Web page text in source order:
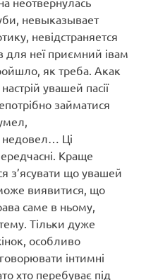
невыказывает
невідстраняется
для неї приємний івам
як треба. Акак
увашей пасії
займатися
недовел… Ці
Краще
з’ясувати що увашей
виявитися, що
саме в ньому,
Тільки дуже
особливо
інтимні
хто перебуває під